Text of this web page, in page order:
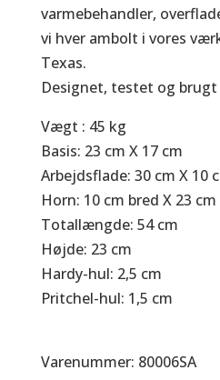
varmebehandler,
vi hver ambolt i vores
Texas.
Designet, testet og
Vægt : 45 kg
Basis: 23 cm X 17 cm
Arbejdsflade: 30 cm X 10
Horn: 10 cm bred X 23
Totallængde: 54 cm
Højde: 23 cm
Hardy-hul: 2,5 cm
Pritchel-hul: 1,5 cm
Varenummer: 80006SA